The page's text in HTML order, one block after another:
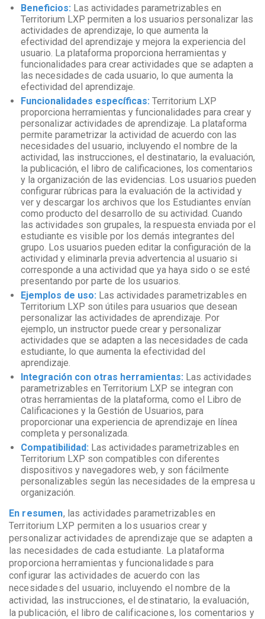
Beneficios: Las actividades parametrizables en
Territorium LXP permiten a los usuarios personalizar las
actividades de aprendizaje, lo que aumenta la
efectividad del aprendizaje y mejora la experiencia del
usuario. La plataforma proporciona herramientas y
funcionalidades para crear actividades que se adapten a
las necesidades de cada usuario, lo que aumenta la
efectividad del aprendizaje.
Funcionalidades específicas: Territorium LXP
proporciona herramientas y funcionalidades para crear y
personalizar actividades de aprendizaje. La plataforma
permite parametrizar la actividad de acuerdo con las
necesidades del usuario, incluyendo el nombre de la
actividad, las instrucciones, el destinatario, la evaluación,
la publicación, el libro de calificaciones, los comentarios
y la organización de las evidencias. Los usuarios pueden
configurar rúbricas para la evaluación de la actividad y
ver y descargar los archivos que los Estudiantes envían
como producto del desarrollo de su actividad. Cuando
las actividades son grupales, la respuesta enviada por el
estudiante es visible por los demás integrantes del
grupo. Los usuarios pueden editar la configuración de la
actividad y eliminarla previa advertencia al usuario si
corresponde a una actividad que ya haya sido o se esté
presentando por parte de los usuarios.
Ejemplos de uso: Las actividades parametrizables en
Territorium LXP son útiles para usuarios que desean
personalizar las actividades de aprendizaje. Por
ejemplo, un instructor puede crear y personalizar
actividades que se adapten a las necesidades de cada
estudiante, lo que aumenta la efectividad del
aprendizaje.
Integración con otras herramientas: Las actividades
parametrizables en Territorium LXP se integran con
otras herramientas de la plataforma, como el Libro de
Calificaciones y la Gestión de Usuarios, para
proporcionar una experiencia de aprendizaje en línea
completa y personalizada.
Compatibilidad: Las actividades parametrizables en
Territorium LXP son compatibles con diferentes
dispositivos y navegadores web, y son fácilmente
personalizables según las necesidades de la empresa u
organización.
En resumen, las actividades parametrizables en
Territorium LXP permiten a los usuarios crear y
personalizar actividades de aprendizaje que se adapten a
las necesidades de cada estudiante. La plataforma
proporciona herramientas y funcionalidades para
configurar las actividades de acuerdo con las
necesidades del usuario, incluyendo el nombre de la
actividad, las instrucciones, el destinatario, la evaluación,
la publicación, el libro de calificaciones, los comentarios y